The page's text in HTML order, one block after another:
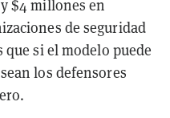
$4 millones en
de seguridad
si el modelo puede
los defensores